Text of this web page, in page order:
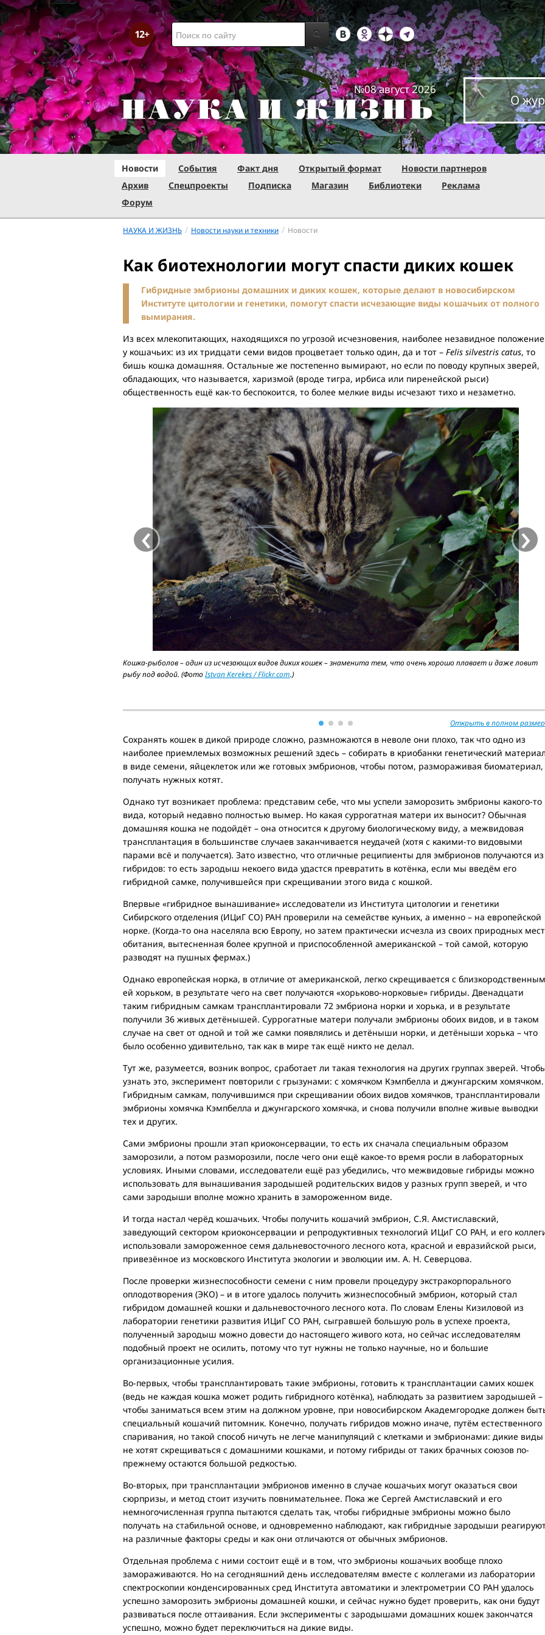
№08 август 2026
О
Новости События Факт дня Открытый формат
Новости партнеров
Архив
Спецпроекты Подписка Магазин Библиотеки
Реклама
Форум
НАУКА И ЖИЗНЬ / Новости науки и техники / Новости
Как биотехнологии могут спасти диких кошек
Гибридные эмбрионы домашних и диких кошек, которые делают в новосибирском
Институте цитологии и генетики, помогут спасти исчезающие виды кошачьих от полного
вымирания.
Из всех млекопитающих, находящихся по угрозой исчезновения, наиболее незавидное положение
у кошачьих: из их тридцати семи видов процветает только один, да и тот – Felis silvestris catus, то
бишь кошка домашняя. Остальные же постепенно вымирают, но если по поводу крупных зверей,
обладающих, что называется, харизмой (вроде тигра, ирбиса или пиренейской рыси)
общественность ещё как-то беспокоится, то более мелкие виды исчезают тихо и незаметно.
Кошка-рыболов – один из исчезающих видов диких кошек – знаменита тем, что очень хорошо плавает и даже ловит
рыбу под водой. (ФотоIstvan Kerekes / Flickr.com.)
‹ ›
Открыть в полном
Сохранять кошек в дикой природе сложно, размножаются в неволе они плохо, так что одно из
наиболее приемлемых возможных решений здесь – собирать в криобанки генетический материал
в виде семени, яйцеклеток или же готовых эмбрионов, чтобы потом, размораживая биоматериал,
получать нужных котят.
Однако тут возникает проблема: представим себе, что мы успели заморозить эмбрионы какого-то
вида, который недавно полностью вымер. Но какая суррогатная матери их выносит? Обычная
домашняя кошка не подойдёт – она относится к другому биологическому виду, а межвидовая
трансплантация в большинстве случаев заканчивается неудачей (хотя с какими-то видовыми
парами всё и получается). Зато известно, что отличные реципиенты для эмбрионов получаются из
гибридов: то есть зародыш некоего вида удастся превратить в котёнка, если мы введём его
гибридной самке, получившейся при скрещивании этого вида с кошкой.
Впервые «гибридное вынашивание» исследователи из Института цитологии и генетики
Сибирского отделения (ИЦиГ СО) РАН проверили на семействе куньих, а именно – на европейской
норке. (Когда-то она населяла всю Европу, но затем практически исчезла из своих природных мест
обитания, вытесненная более крупной и приспособленной американской – той самой, которую
разводят на пушных фермах.)
Однако европейская норка, в отличие от американской, легко скрещивается с близкородственным
ей хорьком, в результате чего на свет получаются «хорьково-норковые» гибриды. Двенадцати
таким гибридным самкам трансплантировали 72 эмбриона норки и хорька, и в результате
получили 36 живых детёнышей. Суррогатные матери получали эмбрионы обоих видов, и в таком
случае на свет от одной и той же самки появлялись и детёныши норки, и детёныши хорька – что
было особенно удивительно, так как в мире так ещё никто не делал.
Тут же, разумеется, возник вопрос, сработает ли такая технология на других группах зверей.
узнать это, эксперимент повторили с грызунами: с хомячком Кэмпбелла и джунгарским хомячком.
Гибридным самкам, получившимся при скрещивании обоих видов хомячков, трансплантировали
эмбрионы хомячка Кэмпбелла и джунгарского хомячка, и снова получили вполне живые выводки
тех и других.
Сами эмбрионы прошли этап криоконсервации, то есть их сначала специальным образом
заморозили, а потом разморозили, после чего они ещё какое-то время росли в лабораторных
условиях. Иными словами, исследователи ещё раз убедились, что межвидовые гибриды можно
использовать для вынашивания зародышей родительских видов у разных групп зверей, и что
сами зародыши вполне можно хранить в замороженном виде.
И тогда настал черёд кошачьих. Чтобы получить кошачий эмбрион, С.Я. Амстиславский,
заведующий сектором криоконсервации и репродуктивных технологий ИЦиГ СО РАН, и его
использовали замороженное семя дальневосточного лесного кота, красной и евразийской рыси,
привезённое из московского Института экологии и эволюции им. А. Н. Северцова.
После проверки жизнеспособности семени с ним провели процедуру экстракорпорального
оплодотворения (ЭКО) – и в итоге удалось получить жизнеспособный эмбрион, который стал
гибридом домашней кошки и дальневосточного лесного кота. По словам Елены Кизиловой из
лаборатории генетики развития ИЦиГ СО РАН, сыгравшей большую роль в успехе проекта,
полученный зародыш можно довести до настоящего живого кота, но сейчас исследователям
подобный проект не осилить, потому что тут нужны не только научные, но и большие
организационные усилия.
Во-первых, чтобы трансплантировать такие эмбрионы, готовить к трансплантации самих кошек
(ведь не каждая кошка может родить гибридного котёнка), наблюдать за развитием зародышей –
чтобы заниматься всем этим на должном уровне, при новосибирском Академгородке должен
специальный кошачий питомник. Конечно, получать гибридов можно иначе, путём естественного
спаривания, но такой способ ничуть не легче манипуляций с клетками и эмбрионами: дикие виды
не хотят скрещиваться с домашними кошками, и потому гибриды от таких брачных союзов по-
прежнему остаются большой редкостью.
Во-вторых, при трансплантации эмбрионов именно в случае кошачьих могут оказаться свои
сюрпризы, и метод стоит изучить повнимательнее. Пока же Сергей Амстиславский и его
немногочисленная группа пытаются сделать так, чтобы гибридные эмбрионы можно было
получать на стабильной основе, и одновременно наблюдают, как гибридные зародыши
на различные факторы среды и как они отличаются от обычных эмбрионов.
Отдельная проблема с ними состоит ещё и в том, что эмбрионы кошачьих вообще плохо
замораживаются. Но на сегодняшний день исследователям вместе с коллегами из лаборатории
спектроскопии конденсированных сред Института автоматики и электрометрии СО РАН удалось
успешно заморозить эмбрионы домашней кошки, и сейчас нужно будет проверить, как они будут
развиваться после оттаивания. Если эксперименты с зародышами домашних кошек закончатся
успешно, можно будет переключиться на дикие виды.